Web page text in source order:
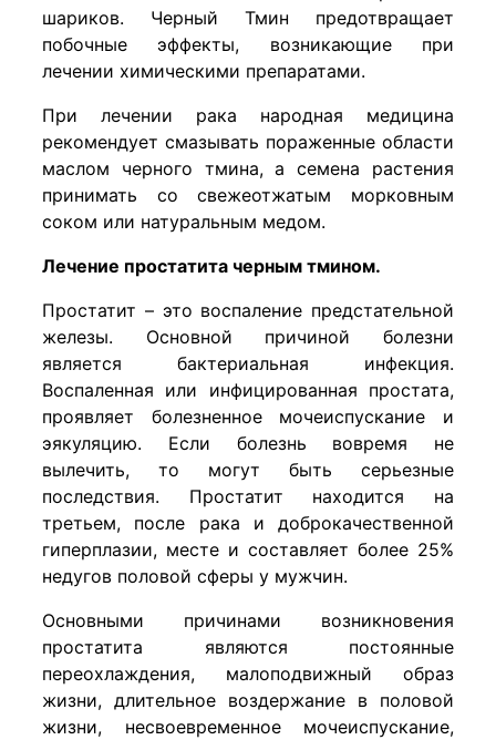
шариков. Черный Тмин предотвращает
побочные эффекты, возникающие при
лечении химическими препаратами.
При лечении рака народная медицина
рекомендует смазывать пораженные области
маслом черного тмина, а семена растения
принимать со свежеотжатым морковным
соком или натуральным медом.
Лечение простатита черным тмином.
Простатит – это воспаление предстательной
железы. Основной причиной болезни
является бактериальная инфекция.
Воспаленная или инфицированная простата,
проявляет болезненное мочеиспускание и
эякуляцию. Если болезнь вовремя не
вылечить, то могут быть серьезные
последствия. Простатит находится на
третьем, после рака и доброкачественной
гиперплазии, месте и составляет более 25%
недугов половой сферы у мужчин.
Основными причинами возникновения
простатита являются постоянные
переохлаждения, малоподвижный образ
жизни, длительное воздержание в половой
жизни, несвоевременное мочеиспускание,